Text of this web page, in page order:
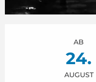
AB
24.
AUGUST